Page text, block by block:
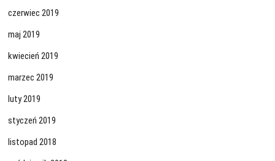
czerwiec 2019
maj 2019
kwiecień 2019
marzec 2019
luty 2019
styczeń 2019
listopad 2018